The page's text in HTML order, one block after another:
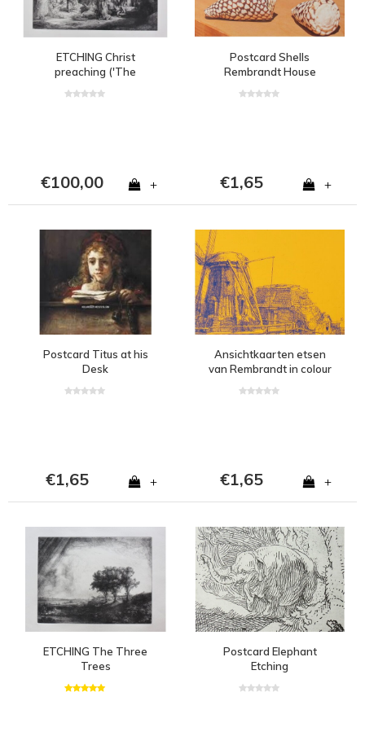
ETCHING Christ
preaching ('The
€100,00 +
Postcard Shells
Rembrandt House
€1,65 +
Postcard Titus at his
Desk
€1,65 +
Ansichtkaarten etsen
van Rembrandt in colour
€1,65 +
ETCHING The Three
Trees
Postcard Elephant
Etching